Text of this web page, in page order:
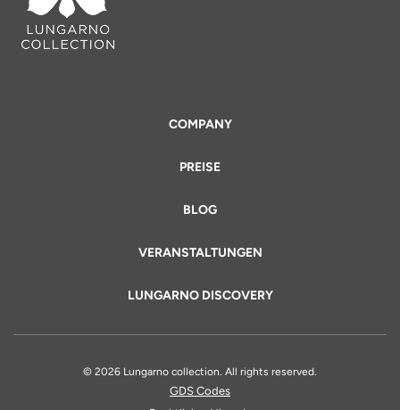
COMPANY
PREISE
BLOG
VERANSTALTUNGEN
LUNGARNO DISCOVERY
© 2026 Lungarno collection. All rights reserved.
GDS Codes